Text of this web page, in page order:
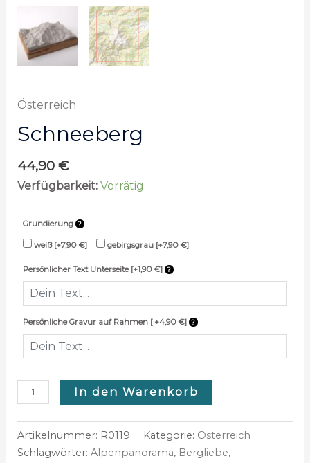
Österreich
Schneeberg
44,90 €
Verfügbarkeit: Vorrätig
Grundierung
weiß [+7,90 €] gebirgsgrau [+7,90 €]
Persönlicher Text Unterseite [+1,90 €]
Persönliche Gravur auf Rahmen [ +4,90 €]
In den Warenkorb
Artikelnummer: R0119 Kategorie: Österreich
Schlagwörter: Alpenpanorama, Bergliebe,